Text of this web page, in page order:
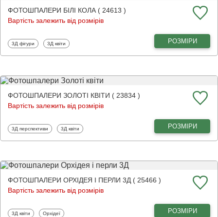
ФОТОШПАЛЕРИ БІЛІ КОЛА ( 24613 )
Вартість залежить від розмірів
Фотошпалери
3Д фігури Фотошпалери
3Д квіти РОЗМІРИ
ФОТОШПАЛЕРИ ЗОЛОТІ КВІТИ ( 23834 )
Вартість залежить від розмірів
Фотошпалери
3Д перспективи Фотошпалери
3Д квіти РОЗМІРИ
ФОТОШПАЛЕРИ ОРХІДЕЯ І ПЕРЛИ 3Д ( 25466 )
Вартість залежить від розмірів
Фотошпалери
3Д квіти Фотошпалери
Орхідеї РОЗМІРИ